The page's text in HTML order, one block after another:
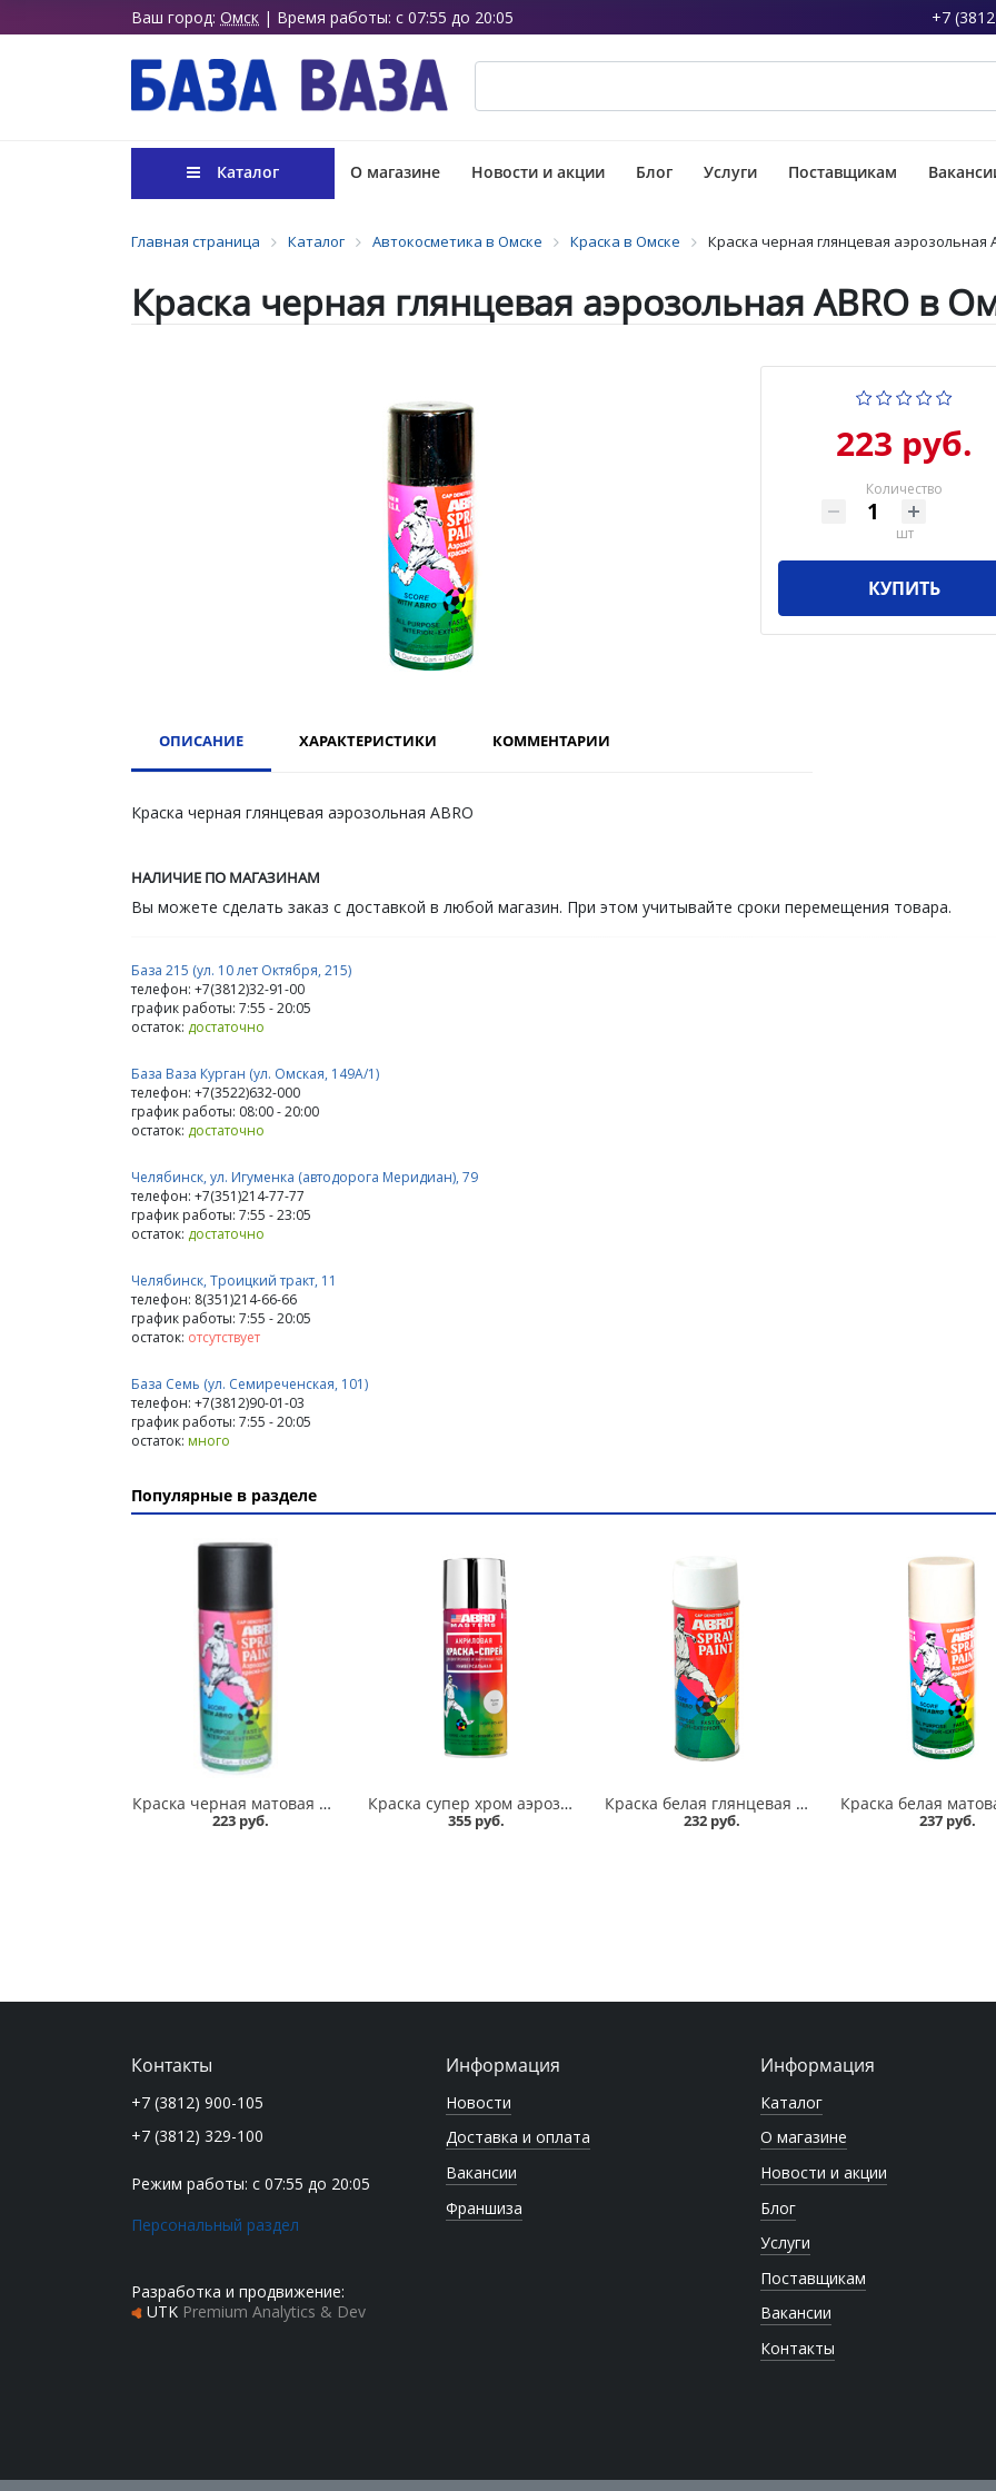
Ваш город: Омск | Время работы: с 07:55 до 20:05 +7
Каталог О магазине Новости и акции Блог Услуги Поставщикам
Главная страница Каталог Автокосметика в Омске Краска в Омске Краска черная глянцевая аэрозольная
Краска черная глянцевая аэрозольная ABRO в
223 руб.
Количество
шт
КУПИТЬ
ОПИСАНИЕ ХАРАКТЕРИСТИКИ КОММЕНТАРИИ
Краска черная глянцевая аэрозольная ABRO
НАЛИЧИЕ ПО МАГАЗИНАМ
Вы можете сделать заказ с доставкой в любой магазин. При этом учитывайте сроки перемещения товара.
База 215 (ул. 10 лет Октября, 215)
телефон: +7(3812)32-91-00
график работы: 7:55 - 20:05
остаток: достаточно
База Ваза Курган (ул. Омская, 149А/1)
телефон: +7(3522)632-000
график работы: 08:00 - 20:00
остаток: достаточно
Челябинск, ул. Игуменка (автодорога Меридиан), 79
телефон: +7(351)214-77-77
график работы: 7:55 - 23:05
остаток: достаточно
Челябинск, Троицкий тракт, 11
телефон: 8(351)214-66-66
график работы: 7:55 - 20:05
остаток: отсутствует
База Семь (ул. Семиреченская, 101)
телефон: +7(3812)90-01-03
график работы: 7:55 - 20:05
остаток: много
Популярные в разделе
Краска черная матовая аэрозольная ABRO в Омске
223 руб.
Краска супер хром аэрозольная ABRO 272 мл в Омске
355 руб.
Краска белая глянцевая аэрозольная ABRO в Омске
232 руб. 237 руб.
Информация
Новости
Доставка и оплата
Вакансии
Франшиза
Информация
Каталог
О магазине
Новости и акции
Блог
Услуги
Поставщикам
Вакансии
Контакты
Контакты
+7 (3812) 900-105
+7 (3812) 329-100
Режим работы: с 07:55 до 20:05
Персональный раздел
Разработка и продвижение:
UTK Premium Analytics & Dev